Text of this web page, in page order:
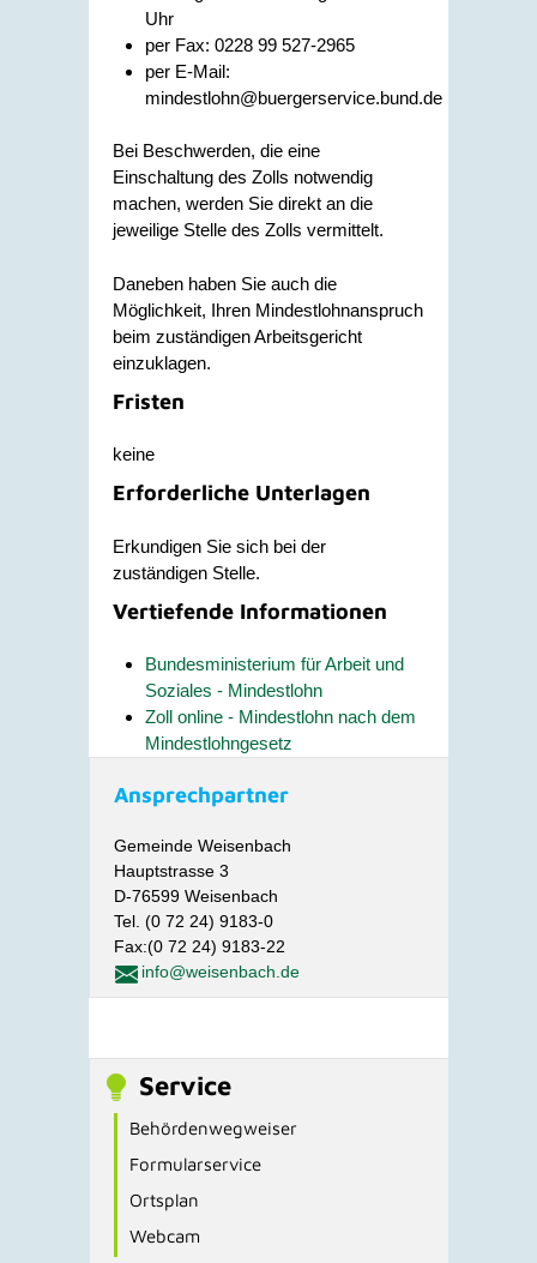
Uhr
per Fax: 0228 99 527-2965
per E-Mail:
mindestlohn@buergerservice.bund.de
Bei Beschwerden, die eine
Einschaltung des Zolls notwendig
machen, werden Sie direkt an die
jeweilige Stelle des Zolls vermittelt.
Daneben haben Sie auch die
Möglichkeit, Ihren Mindestlohnanspruch
beim zuständigen Arbeitsgericht
einzuklagen.
Fristen
keine
Erforderliche Unterlagen
Erkundigen Sie sich bei der
zuständigen Stelle.
Vertiefende Informationen
Bundesministerium für Arbeit und
Soziales - Mindestlohn
Zoll online - Mindestlohn nach dem
Mindestlohngesetz
Ansprechpartner
Gemeinde Weisenbach
Hauptstrasse 3
D-76599 Weisenbach
Tel. (0 72 24) 9183-0
Fax:(0 72 24) 9183-22
info@weisenbach.de
Service
Behördenwegweiser
Formularservice
Ortsplan
Webcam